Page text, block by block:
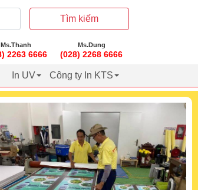
Tìm kiếm
Ms.Thanh
2263 6666
Ms.Dung
(028) 2268 6666
In UV Công ty In KTS